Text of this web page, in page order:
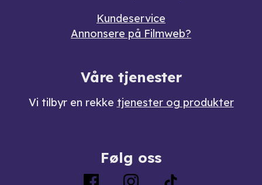
Kundeservice
Annonsere på Filmweb?
Våre tjenester
Vi tilbyr en rekke tjenester og produkter
Følg oss